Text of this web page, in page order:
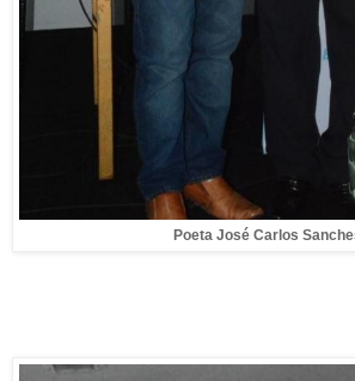
Poeta José Carlos